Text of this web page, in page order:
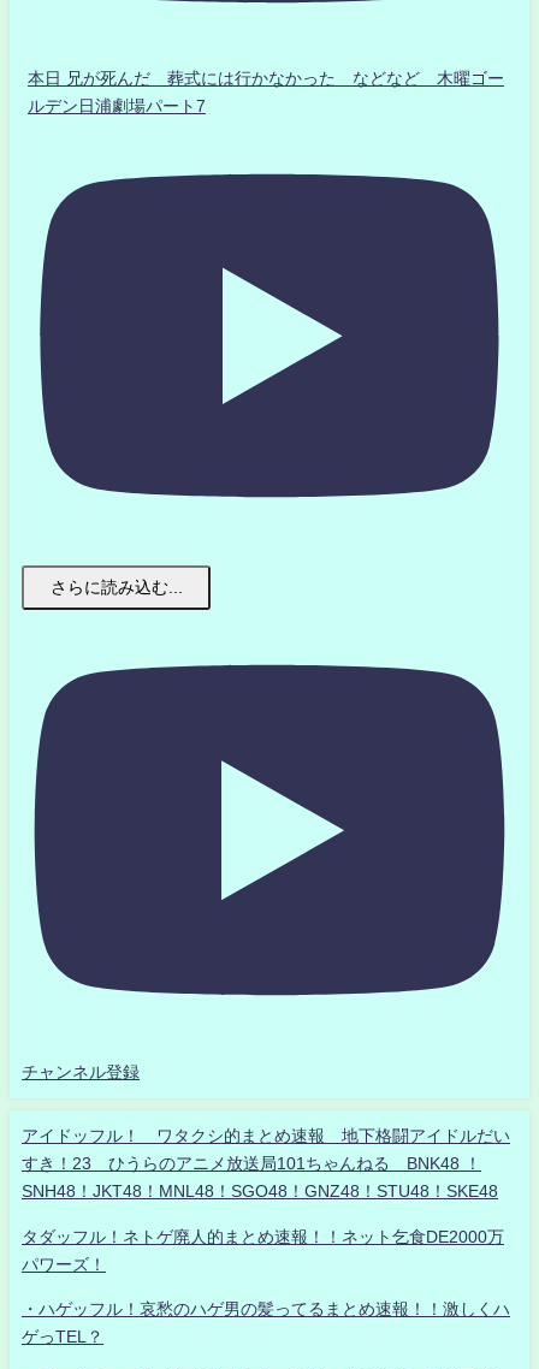
本日 兄が死んだ 葬式には行かなかった などなど 木曜ゴー
ルデン日浦劇場パート7
さらに読み込む...
チャンネル登録
アイドッフル！ ワタクシ的まとめ速報 地下格闘アイドルだい
すき！23 ひうらのアニメ放送局101ちゃんねる BNK48 ！
SNH48！JKT48！MNL48！SGO48！GNZ48！STU48！SKE48
タダッフル！ネトゲ廃人的まとめ速報！！ネット乞食DE2000万
パワーズ！
・ハゲッフル！哀愁のハゲ男の髪ってるまとめ速報！！激しくハ
ゲっTEL？